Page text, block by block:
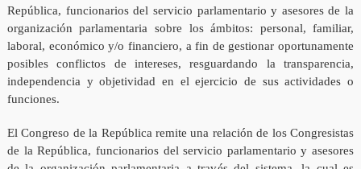
República, funcionarios del servicio parlamentario y asesores de la
organización parlamentaria sobre los ámbitos: personal, familiar,
laboral, económico y/o financiero, a fin de gestionar oportunamente
posibles conflictos de intereses, resguardando la transparencia,
independencia y objetividad en el ejercicio de sus actividades o
funciones.
El Congreso de la República remite una relación de los Congresistas
de la República, funcionarios del servicio parlamentario y asesores